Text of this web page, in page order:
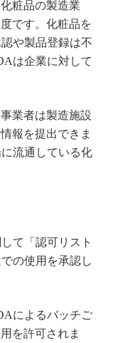
粧品の製造業
です。化粧品を
や製品登録は不
は企業に対して
業者は製造施設
報を提出できま
流通している化
て「認可リスト
の使用を承認し
によるバッチご
を許可されま